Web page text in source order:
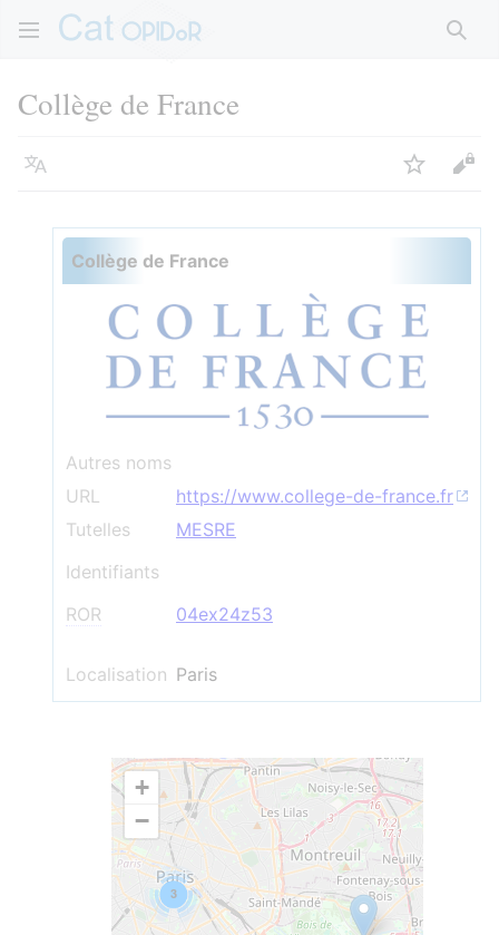
Collège de France
Langue Suivre
Collège de France
Autres noms
URL
https://www.college-de-france.fr
Tutelles
MESRE
Identifiants
ROR
04ex24z53
Localisation Paris
3
+
−